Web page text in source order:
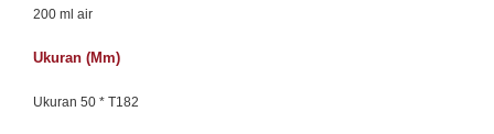
200 ml air
Ukuran (mm)
Ukuran 50 * T182